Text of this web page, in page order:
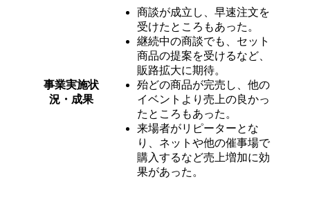
事業実施状
況・成果
商談が成立し、早速注文を
受けたところもあった。
継続中の商談でも、セット
商品の提案を受けるなど、
販路拡大に期待。
殆どの商品が完売し、他の
イベントより売上の良かっ
たところもあった。
来場者がリピーターとな
り、ネットや他の催事場で
購入するなど売上増加に効
果があった。